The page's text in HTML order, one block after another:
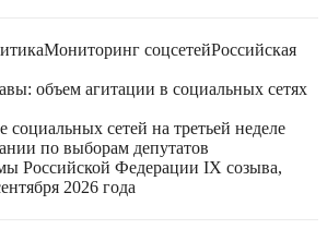
Мониторинг соцсетейРоссийская
объем агитации в социальных сетях
социальных сетей на третьей неделе
по выборам депутатов
Российской Федерации IX созыва,
2026 года